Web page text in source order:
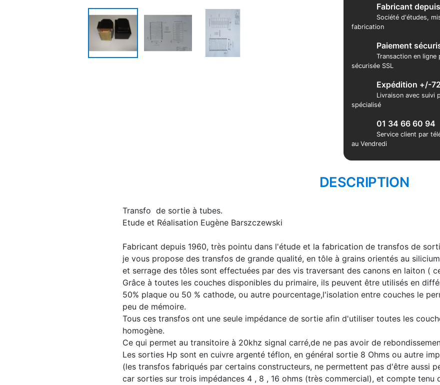
Fabricant
Société d'études,
fabrication
Paiement
Transaction en ligne
sécurisée SSL
Expédition +/-
Livraison avec suivi
spécialisé
01 34 66 60 94
Service client par
au Vendredi
DESCRIPTION
Transfo de sortie à tubes.
Etude et Réalisation Eugène Barszczewski
Fabricant depuis 1960, très pointu dans l'étude et la fabrication de transfos de
je vous propose des transfos de grande qualité, en tôle à grains orientés au
et serrage des tôles sont effectuées par des vis traversant des canons en laiton (
Grâce à toutes les couches disponibles du primaire, ils peuvent être utilisés en
50% plaque ou 50 % cathode, ou autre pourcentage,l'isolation entre couches le
peu de mémoire.
Tous ces transfos ont une seule impédance de sortie afin d'utiliser toutes les
homogène.
Ce qui permet au transitoire à 20khz signal carré,de ne pas avoir de
Les sorties Hp sont en cuivre argenté téflon, en général sortie 8 Ohms ou autre
(les transfos fabriqués par certains constructeurs, ne permettent pas d'être aussi
car sorties sur trois impédances 4 , 8 , 16 ohms (très commercial), et compte tenu